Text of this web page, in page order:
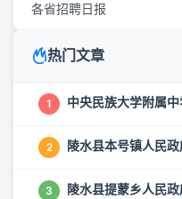
各省招聘日报
热门文章
1 中央民族大学附属
2 陵水县本号镇人民
3 陵水县提蒙乡人民